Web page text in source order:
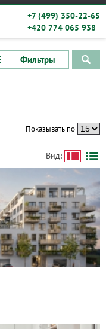
+7 (499) 350-22-65
+420 774 065 938
Фильтры
Показывать по
Вид: